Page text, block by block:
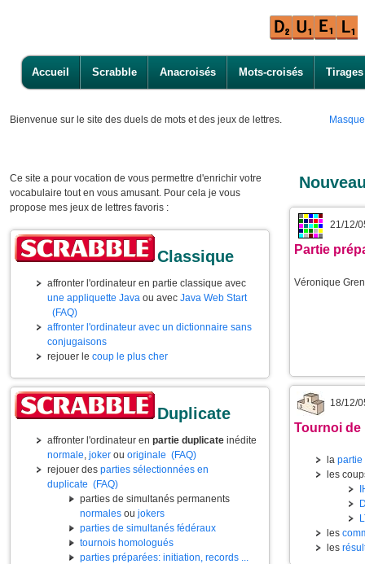
Accueil Scrabble Anacroisés Mots-croisés Tirages
Bienvenue sur le site des duels de mots et des jeux de lettres.
Ce site a pour vocation de vous permettre d'enrichir votre
vocabulaire tout en vous amusant. Pour cela je vous
propose mes jeux de lettres favoris :
Classique
affronter l'ordinateur en partie classique avec
une appliquette Java ou avec Java Web Start
(FAQ)
affronter l'ordinateur avec un dictionnaire sans
conjugaisons
rejouer le coup le plus cher
Duplicate
affronter l'ordinateur en partie duplicate inédite
normale, joker ou originale (FAQ)
rejouer des parties sélectionnées en
duplicate (FAQ)
parties de simultanés permanents
normales ou jokers
parties de simultanés fédéraux
tournois homologués
parties préparées: initiation, records ...
21/12/
Partie
Véronique
18/12/
Tournoi de
la partie
les
les
les